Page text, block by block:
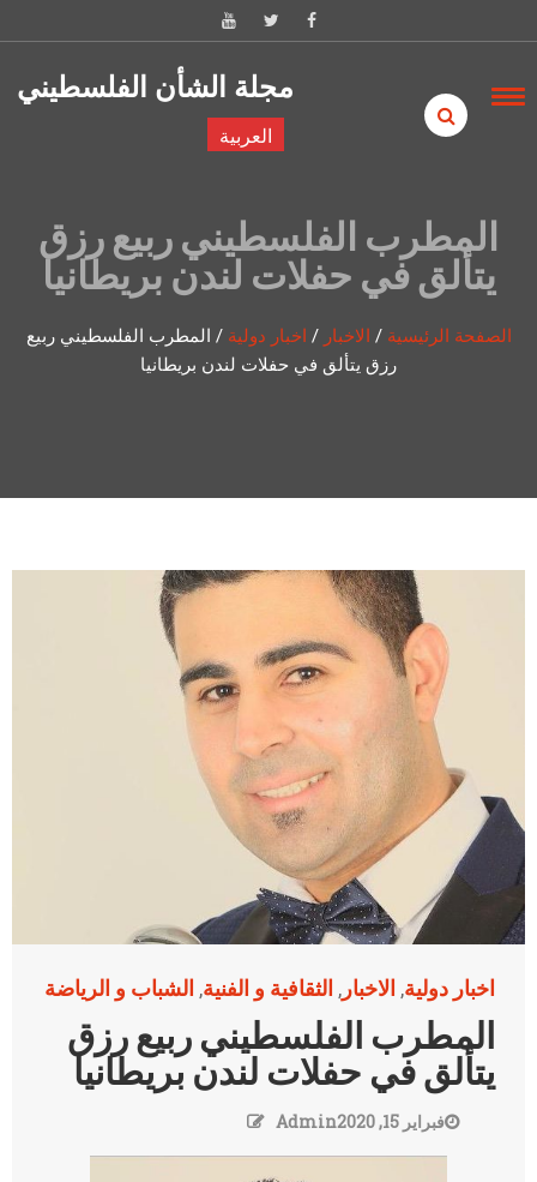
مجلة الشأن الفلسطيني
العربية
المطرب الفلسطيني ربيع رزق
يتألق في حفلات لندن بريطانيا
الصفحة الرئيسية / الاخبار / اخبار دولية / المطرب الفلسطيني ربيع
رزق يتألق في حفلات لندن بريطانيا
اخبار دولية, الاخبار , الثقافية و الفنية, الشباب و الرياضة
المطرب الفلسطيني ربيع رزق
يتألق في حفلات لندن بريطانيا
فبراير 15, 2020 Admin